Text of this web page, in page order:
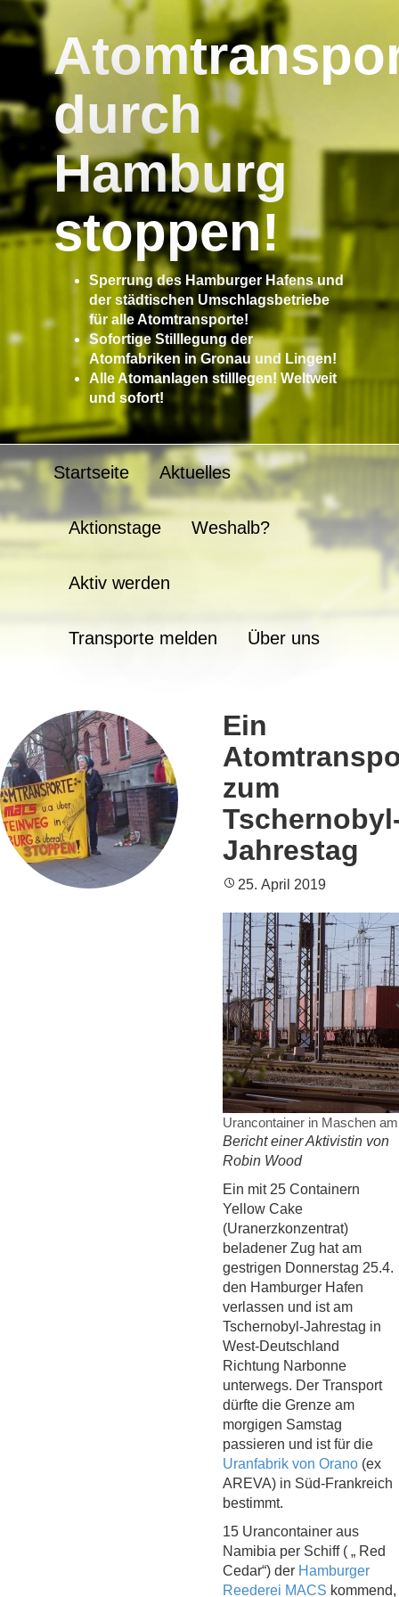
durch
Hamburg
stoppen!
Sperrung des Hamburger Hafens und
der städtischen Umschlagsbetriebe
für alle Atomtransporte!
Sofortige Stilllegung der
Atomfabriken in Gronau und Lingen!
Alle Atomanlagen stilllegen! Weltweit
und sofort!
Startseite Aktuelles
Aktionstage Weshalb?
Aktiv werden
Transporte melden Über uns
Ein
zum
Jahrestag
25. April 2019
Urancontainer in Maschen
Bericht einer Aktivistin von
Robin Wood
Ein mit 25 Containern
Yellow Cake
(Uranerzkonzentrat)
beladener Zug hat am
gestrigen Donnerstag 25.4.
den Hamburger Hafen
verlassen und ist am
Tschernobyl-Jahrestag in
West-Deutschland
Richtung Narbonne
unterwegs. Der Transport
dürfte die Grenze am
morgigen Samstag
passieren und ist für die
Uranfabrik von Orano (ex
AREVA) in Süd-Frankreich
bestimmt.
15 Urancontainer aus
Namibia per Schiff ( „ Red
Cedar“) der Hamburger
Reederei MACS kommend,